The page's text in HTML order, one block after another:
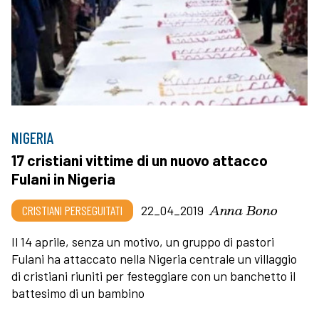
NIGERIA
17 cristiani vittime di un nuovo attacco
Fulani in Nigeria
CRISTIANI PERSEGUITATI 22_04_2019 Anna Bono
Il 14 aprile, senza un motivo, un gruppo di pastori
Fulani ha attaccato nella Nigeria centrale un villaggio
di cristiani riuniti per festeggiare con un banchetto il
battesimo di un bambino